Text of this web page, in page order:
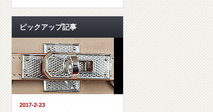
ピックアップ記事
2017-2-23